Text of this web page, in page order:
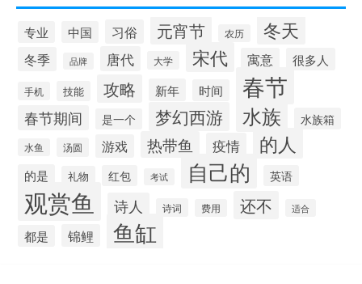
专业 中国 习俗 元宵节 农历 冬天
冬季 品牌 唐代 大学 宋代 寓意 很多人
手机 技能 攻略 新年 时间 春节
春节期间 是一个 梦幻西游 水族 水族箱
水鱼 汤圆 游戏 热带鱼 疫情 的人
的是 礼物 红包 考试 自己的 英语
观赏鱼 诗人 诗词 费用 还不 适合
都是 锦鲤 鱼缸